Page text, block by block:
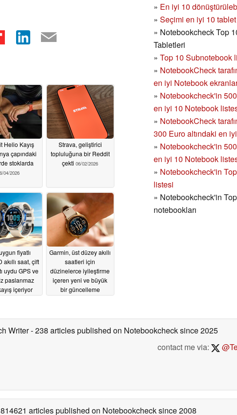
» En iyi 10
» Seçimi en iyi 10 tablet
» Notebookcheck Top
Tabletleri
» Top 10 Subnotebook
» NotebookCheck
en iyi Notebook
» Notebookcheck'in
en iyi 10 Notebook
» NotebookCheck
300 Euro altındaki en
» Notebookcheck'in
en iyi 10 Notebook
» Notebookcheck'in
listesi
» Notebookcheck'in
notebookları
Helio Kayış
çapındaki
stoklarda
04/2026
Strava, geliştirici
topluluğuna bir Reddit
çekti 06/02/2026
fiyatlı
akıllı saat, çift
uydu GPS ve
paslanmaz
içeriyor
Garmin, üst düzey akıllı
saatleri için
düzinelerce iyileştirme
içeren yeni ve büyük
bir güncelleme
Writer- 238 articles published on Notebookchecksince 2025
contact me via:
articles published on Notebookchecksince 2008